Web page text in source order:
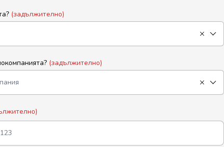
(задължително)
(задължително)